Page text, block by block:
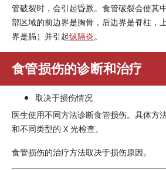
管破裂时，会引起昏厥。食管破裂会使其
部区域的前边界是胸骨，后边界是脊柱，
界是膈）并引起纵隔炎。
食管损伤的诊断和治疗
取决于损伤情况
医生使用不同方法诊断食管损伤。具体方
和不同类型的 X 光检查。
食管损伤的治疗方法取决于损伤原因。